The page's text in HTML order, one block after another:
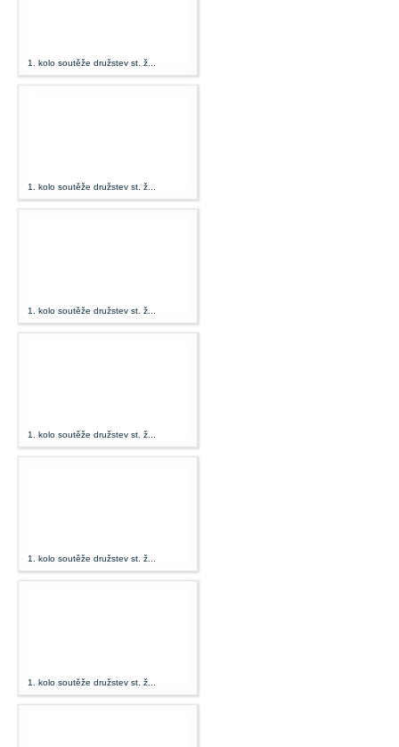
1. kolo soutěže družstev st. ž...
1. kolo soutěže družstev st. ž...
1. kolo soutěže družstev st. ž...
1. kolo soutěže družstev st. ž...
1. kolo soutěže družstev st. ž...
1. kolo soutěže družstev st. ž...